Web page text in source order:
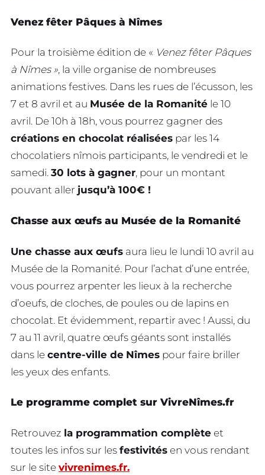
Venez fêter Pâques à Nîmes
Pour la troisième édition de « Venez fêter Pâques
à Nîmes », la ville organise de nombreuses
animations festives. Dans les rues de l’écusson, les
7 et 8 avril et au Musée de la Romanité le 10
avril. De 10h à 18h, vous pourrez gagner des
créations en chocolat réalisées par les 14
chocolatiers nîmois participants, le vendredi et le
samedi. 30 lots à gagner, pour un montant
pouvant aller jusqu’à 100€ !
Chasse aux œufs au Musée de la Romanité
Une chasse aux œufs aura lieu le lundi 10 avril au
Musée de la Romanité. Pour l’achat d’une entrée,
vous pourrez arpenter les lieux à la recherche
d’oeufs, de cloches, de poules ou de lapins en
chocolat. Et évidemment, repartir avec ! Aussi, du
7 au 11 avril, quatre œufs géants sont installés
dans le centre-ville de Nîmes pour faire briller
les yeux des enfants.
Le programme complet sur VivreNîmes.fr
Retrouvez la programmation complète et
toutes les infos sur les festivités en vous rendant
sur le site vivrenimes.fr.